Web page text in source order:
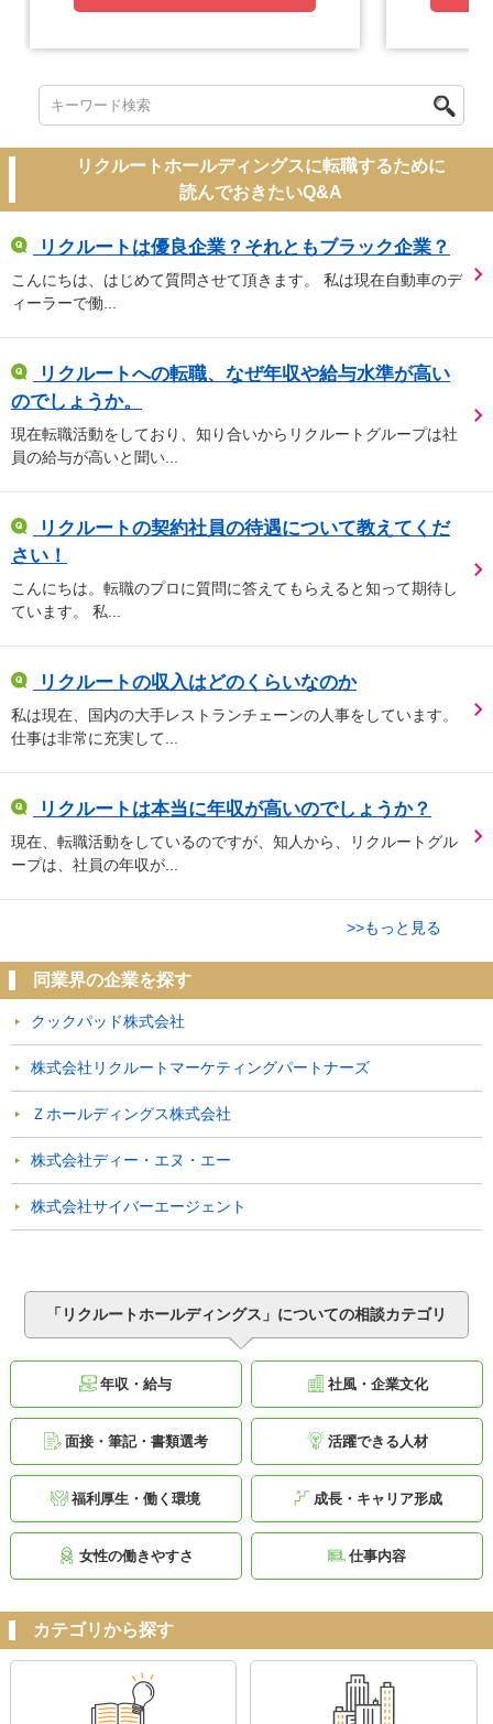
リクルートホールディングスに転職するために
読んでおきたいQ&A
リクルートは優良企業？それともブラック企業？
こんにちは、はじめて質問させて頂きます。 私は現在自動車のデ
ィーラーで働...
リクルートへの転職、なぜ年収や給与水準が高い
のでしょうか。
現在転職活動をしており、知り合いからリクルートグループは社
員の給与が高いと聞い...
リクルートの契約社員の待遇について教えてくだ
さい！
こんにちは。転職のプロに質問に答えてもらえると知って期待し
ています。 私...
リクルートの収入はどのくらいなのか
私は現在、国内の大手レストランチェーンの人事をしています。
仕事は非常に充実して...
リクルートは本当に年収が高いのでしょうか？
現在、転職活動をしているのですが、知人から、リクルートグル
ープは、社員の年収が...
>>もっと見る
同業界の企業を探す
クックパッド株式会社
株式会社リクルートマーケティングパートナーズ
Ｚホールディングス株式会社
株式会社ディー・エヌ・エー
株式会社サイバーエージェント
「リクルートホールディングス」についての相談カテゴリ
年収・給与 社風・企業文化
面接・筆記・書類選考 活躍できる人材
福利厚生・働く環境 成長・キャリア形成
女性の働きやすさ 仕事内容
カテゴリから探す